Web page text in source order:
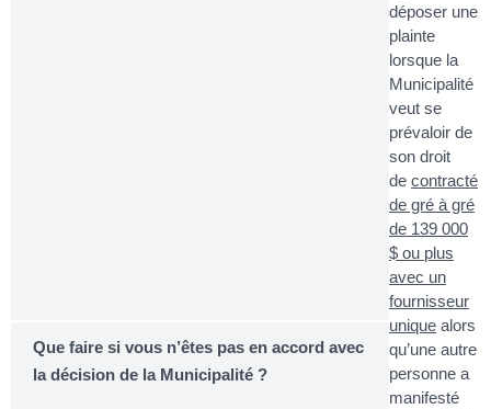
Que faire si vous n’êtes pas en accord avec
la décision de la Municipalité ?
déposer une
plainte
lorsque la
Municipalité
veut se
prévaloir de
son droit
de contracté
de gré à gré
de 139 000
$ ou plus
avec un
fournisseur
unique alors
qu’une autre
personne a
manifesté